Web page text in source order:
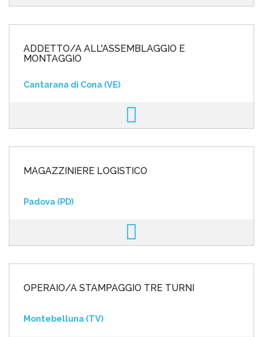
ADDETTO/A ALL'ASSEMBLAGGIO E
MONTAGGIO
Cantarana di Cona (VE)
MAGAZZINIERE LOGISTICO
Padova (PD)
OPERAIO/A STAMPAGGIO TRE TURNI
Montebelluna (TV)